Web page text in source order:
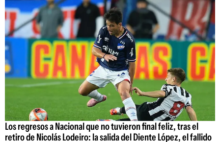
Los regresos a Nacional que no tuvieron final feliz, tras el
retiro de Nicolás Lodeiro: la salida del Diente López, el fallido